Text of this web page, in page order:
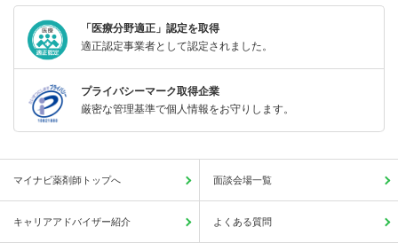
「医療分野適正」認定を取得
適正認定事業者として認定されました。
プライバシーマーク取得企業
厳密な管理基準で個人情報をお守りします。
マイナビ薬剤師トップへ 面談会場一覧
キャリアアドバイザー紹介 よくある質問